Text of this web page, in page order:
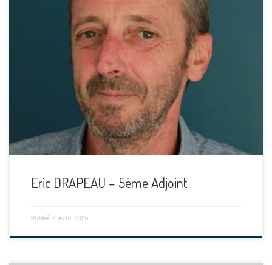
Eric DRAPEAU – 5ème Adjoint
Publié 2 avril 2026